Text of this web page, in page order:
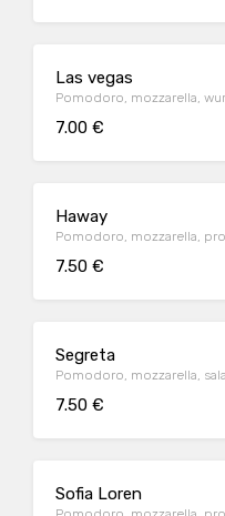
Las vegas
Pomodoro, mozzarella,
7.00 €
Haway
Pomodoro, mozzarella,
7.50 €
Segreta
Pomodoro, mozzarella,
7.50 €
Sofia Loren